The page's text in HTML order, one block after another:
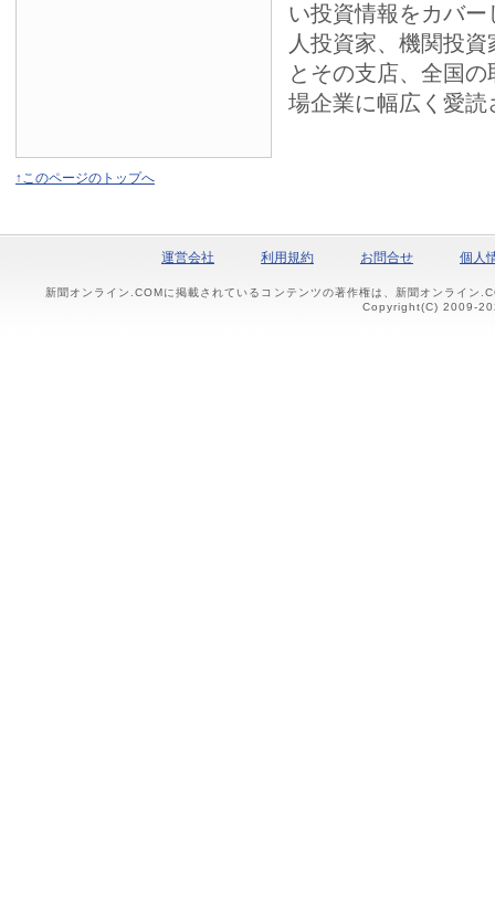
い投資情報をカバ
人投資家、機関投
とその支店、全国
場企業に幅広く愛読
↑このページのトップへ
運営会社 利用規約 お問合せ 個人
新聞オンライン.COMに掲載されているコンテンツの著作権は、新聞オンライン
Copyright(C) 2009-